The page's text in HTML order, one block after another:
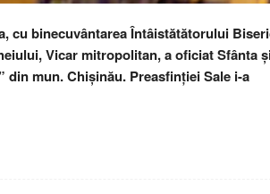
cu binecuvântarea Întâistătătorului
Vicar mitropolitan, a oficiat Sfânta
din mun. Chișinău. Preasfinției Sale i-a